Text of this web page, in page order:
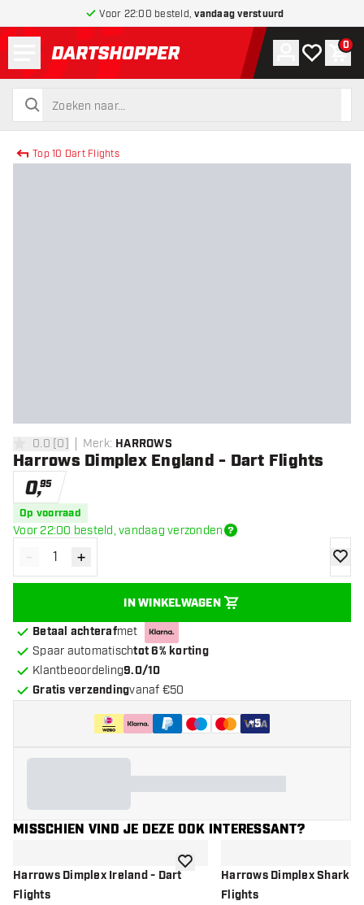
Voor 22:00 besteld,vandaag verstuurd
terug naar home pagina
zoeken
zoeken
Account
Mijn 0
Top 10 Dart Flights
0 score sterren
0.0 [0] Merk: HARROWS
Harrows Dimplex England - Dart Flights
0,95
Op voorraad
Voor 22:00 besteld, vandaag verzonden
Verminder hoeveelheid
- Verhoog hoeveelheid
+
IN WINKELWAGEN
Betaal achterafmet
Spaar automatischtot 6% korting
Klantbeoordeling9.0/10
Gratis verzendingvanaf €50
+5
MISSCHIEN VIND JE DEZE OOK INTERESSANT?
Harrows Dimplex Ireland - Dart
Flights
toevoegen aan verlanglijst
Harrows Dimplex Shark -
Flights